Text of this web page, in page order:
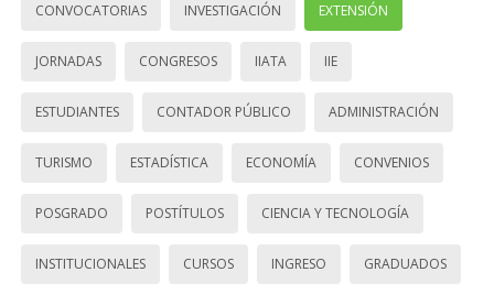
CONVOCATORIAS INVESTIGACIÓN EXTENSIÓN
JORNADAS CONGRESOS IIATA IIE
ESTUDIANTES CONTADOR PÚBLICO ADMINISTRACIÓN
TURISMO ESTADÍSTICA ECONOMÍA CONVENIOS
POSGRADO POSTÍTULOS CIENCIA Y TECNOLOGÍA
INSTITUCIONALES CURSOS INGRESO GRADUADOS